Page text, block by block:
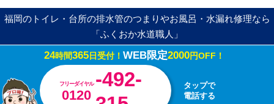
福岡のトイレ・台所の排水管のつまりやお風呂・水漏れ修理なら
「ふくおか水道職人」
Copyright ©ふくおか水道職人. All Rights Reserved.
24時間365日受付！ WEB限定2000円OFF！
フリーダイヤル
0120
-492-
タップで
電話する